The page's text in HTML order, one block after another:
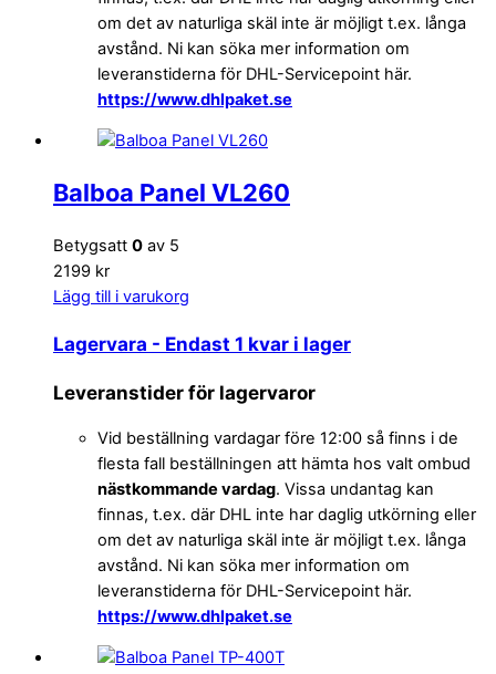
om det av naturliga skäl inte är möjligt t.ex. långa
avstånd. Ni kan söka mer information om
leveranstiderna för DHL-Servicepoint här.
https://www.dhlpaket.se
Balboa Panel VL260
Betygsatt 0 av 5
2199 kr
Lägg till i varukorg
Lagervara - Endast 1 kvar i lager
Leveranstider för lagervaror
Vid beställning vardagar före 12:00 så finns i de
flesta fall beställningen att hämta hos valt ombud
nästkommande vardag. Vissa undantag kan
finnas, t.ex. där DHL inte har daglig utkörning eller
om det av naturliga skäl inte är möjligt t.ex. långa
avstånd. Ni kan söka mer information om
leveranstiderna för DHL-Servicepoint här.
https://www.dhlpaket.se